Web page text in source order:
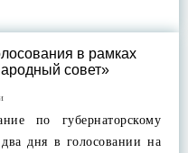
в рамках
совет»
по губернаторскому
дня в голосовании на